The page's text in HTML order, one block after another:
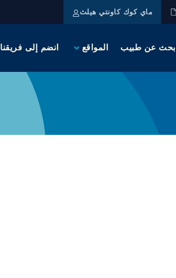
ماي كوك كاونتي هيلث
ابحث عن طبيب المواقع انضم إلى فريقنا